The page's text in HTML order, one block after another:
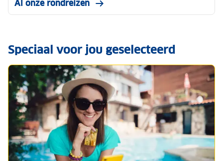
Al onze rondreizen
Speciaal voor jou geselecteerd